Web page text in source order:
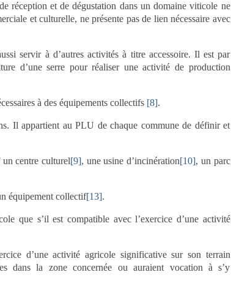
réception et de dégustation dans un domaine viticole ne
et culturelle, ne présente pas de lien nécessaire avec
servir à d’autres activités à titre accessoire. Il est par
d’une serre pour réaliser une activité de production
à des équipements collectifs [8].
Il appartient au PLU de chaque commune de définir et
centre culturel[9], une usine d’incinération[10], un parc
équipement collectif[13].
que s’il est compatible avec l’exercice d’une activité
d’une activité agricole significative sur son terrain
dans la zone concernée ou auraient vocation à s’y